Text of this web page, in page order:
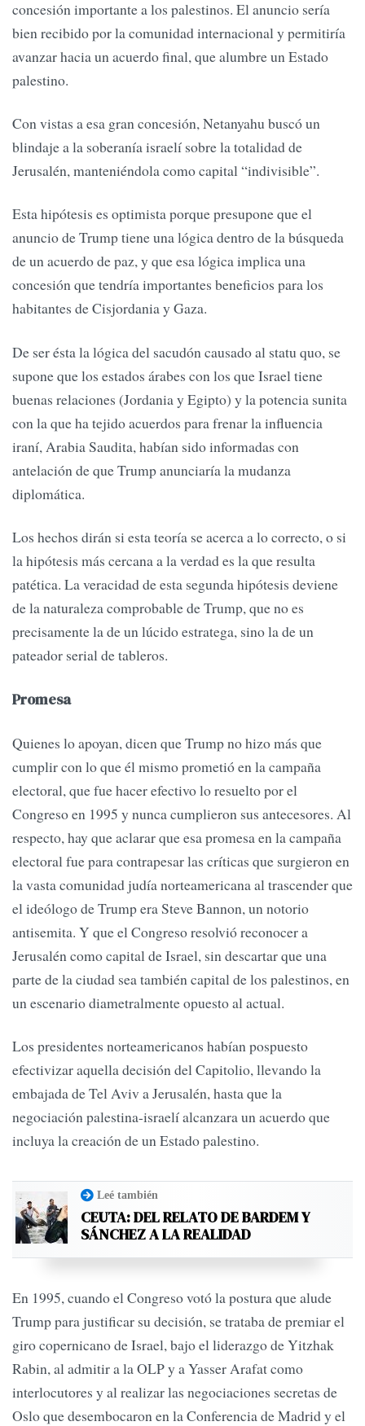
concesión importante a los palestinos. El anuncio sería
bien recibido por la comunidad internacional y permitiría
avanzar hacia un acuerdo final, que alumbre un Estado
palestino.
Con vistas a esa gran concesión, Netanyahu buscó un
blindaje a la soberanía israelí sobre la totalidad de
Jerusalén, manteniéndola como capital “indivisible”.
Esta hipótesis es optimista porque presupone que el
anuncio de Trump tiene una lógica dentro de la búsqueda
de un acuerdo de paz, y que esa lógica implica una
concesión que tendría importantes beneficios para los
habitantes de Cisjordania y Gaza.
De ser ésta la lógica del sacudón causado al statu quo, se
supone que los estados árabes con los que Israel tiene
buenas relaciones (Jordania y Egipto) y la potencia sunita
con la que ha tejido acuerdos para frenar la influencia
iraní, Arabia Saudita, habían sido informadas con
antelación de que Trump anunciaría la mudanza
diplomática.
Los hechos dirán si esta teoría se acerca a lo correcto, o si
la hipótesis más cercana a la verdad es la que resulta
patética. La veracidad de esta segunda hipótesis deviene
de la naturaleza comprobable de Trump, que no es
precisamente la de un lúcido estratega, sino la de un
pateador serial de tableros.
Promesa
Quienes lo apoyan, dicen que Trump no hizo más que
cumplir con lo que él mismo prometió en la campaña
electoral, que fue hacer efectivo lo resuelto por el
Congreso en 1995 y nunca cumplieron sus antecesores. Al
respecto, hay que aclarar que esa promesa en la campaña
electoral fue para contrapesar las críticas que surgieron en
la vasta comunidad judía norteamericana al trascender que
el ideólogo de Trump era Steve Bannon, un notorio
antisemita. Y que el Congreso resolvió reconocer a
Jerusalén como capital de Israel, sin descartar que una
parte de la ciudad sea también capital de los palestinos, en
un escenario diametralmente opuesto al actual.
Los presidentes norteamericanos habían pospuesto
efectivizar aquella decisión del Capitolio, llevando la
embajada de Tel Aviv a Jerusalén, hasta que la
negociación palestina-israelí alcanzara un acuerdo que
incluya la creación de un Estado palestino.
Leé también
CEUTA: DEL RELATO DE BARDEM Y
SÁNCHEZ A LA REALIDAD
En 1995, cuando el Congreso votó la postura que alude
Trump para justificar su decisión, se trataba de premiar el
giro copernicano de Israel, bajo el liderazgo de Yitzhak
Rabin, al admitir a la OLP y a Yasser Arafat como
interlocutores y al realizar las negociaciones secretas de
Oslo que desembocaron en la Conferencia de Madrid y el